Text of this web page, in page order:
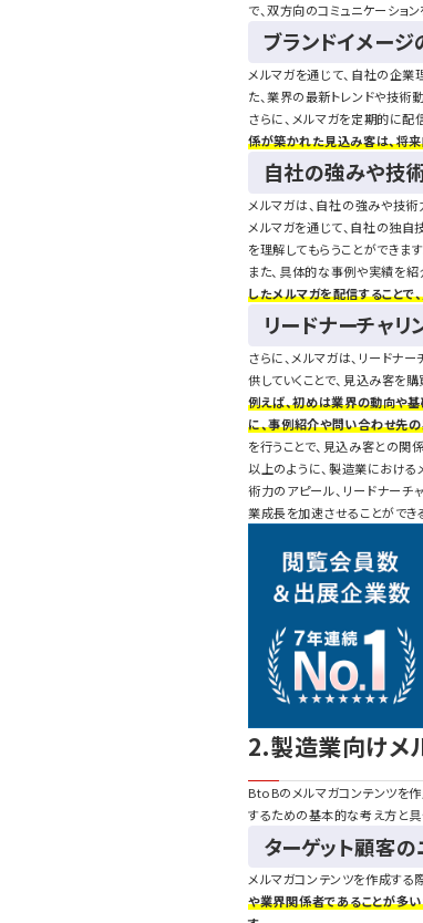
で、双方向のコミュニケーショ
ブランドイメー
メルマガを通じて、自社の企業
た、業界の最新トレンドや技術
さらに、メルマガを定期的に
係が築かれた見込み客は、将
自社の強みや技
メルマガは、自社の強みや技
メルマガを通じて、自社の独
を理解してもらうことができます
また、具体的な事例や実績を
したメルマガを配信することで
リードナーチャ
さらに、メルマガは、リードナ
供していくことで、見込み客を
例えば、初めは業界の動向や
に、事例紹介や問い合わせ先
を行うことで、見込み客との関
以上のように、製造業における
術力のアピール、リードナーチ
業成長を加速させることができる
2.製造業向けメ
BtoBのメルマガコンテンツを
するための基本的な考え方と
ターゲット顧客
メルマガコンテンツを作成する
や業界関係者であることが多